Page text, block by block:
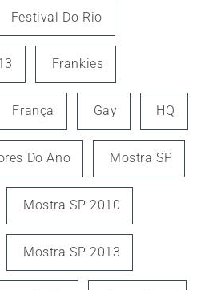
Festival Do Rio
Frankies
França Gay HQ
Do Ano Mostra SP
Mostra SP 2010
Mostra SP 2013